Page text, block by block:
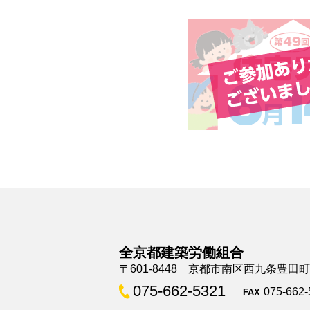
全京都建築労働組合
〒601-8448 京都市南区西九条豊田
075-662-5321 FAX 075-